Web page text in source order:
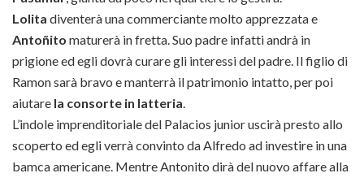
Lolita diventerà una commerciante molto apprezzata e
Antoñito maturerà in fretta. Suo padre infatti andrà in
prigione ed egli dovrà curare gli interessi del padre. Il figlio di
Ramon sarà bravo e manterrà il patrimonio intatto, per poi
aiutare la consorte in latteria.
L’indole imprenditoriale del Palacios junior uscirà presto allo
scoperto ed egli verrà convinto da Alfredo ad investire in una
bamca americane. Mentre Antonito dirà del nuovo affare alla